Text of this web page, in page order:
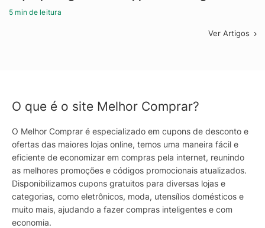
5 min de leitura
Ver Artigos
O que é o site Melhor Comprar?
O Melhor Comprar é especializado em cupons de desconto e
ofertas das maiores lojas online, temos uma maneira fácil e
eficiente de economizar em compras pela internet, reunindo
as melhores promoções e códigos promocionais atualizados.
Disponibilizamos cupons gratuitos para diversas lojas e
categorias, como eletrônicos, moda, utensílios domésticos e
muito mais, ajudando a fazer compras inteligentes e com
economia.